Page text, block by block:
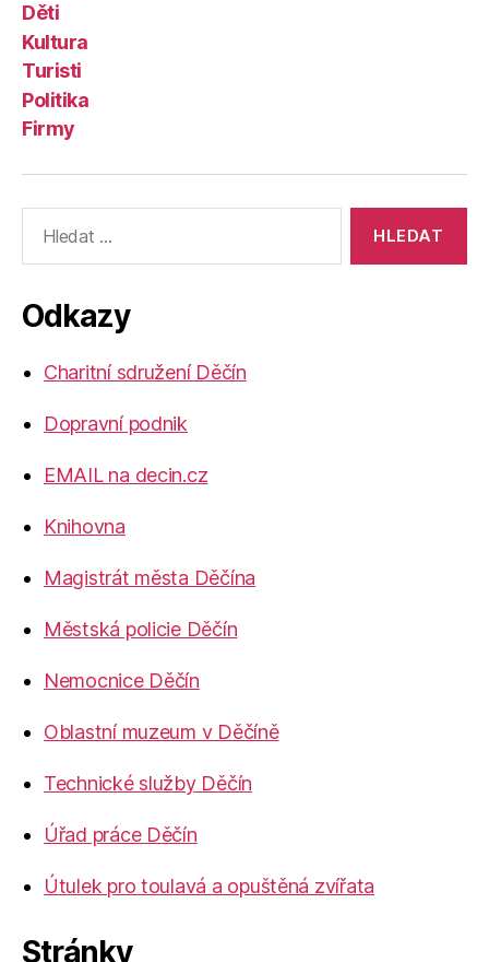
Děti
Kultura
Turisti
Politika
Firmy
vyhledávání:
Odkazy
Charitní sdružení Děčín
Dopravní podnik
EMAIL na decin.cz
Knihovna
Magistrát města Děčína
Městská policie Děčín
Nemocnice Děčín
Oblastní muzeum v Děčíně
Technické služby Děčín
Úřad práce Děčín
Útulek pro toulavá a opuštěná zvířata
Stránky